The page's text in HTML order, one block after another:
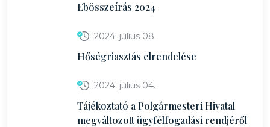
Ebösszeírás 2024
2024. július 08.
Hőségriasztás elrendelése
2024. július 04.
Tájékoztató a Polgármesteri Hivatal
megváltozott ügyfélfogadási rendjéről